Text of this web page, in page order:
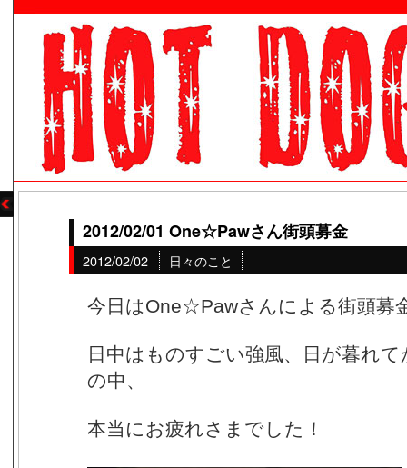
2012/02/01 One☆Pawさん街頭募金
2012/02/02 日々のこと
今日はOne☆Pawさんによる街頭募
日中はものすごい強風、日が暮れ
の中、
本当にお疲れさまでした！